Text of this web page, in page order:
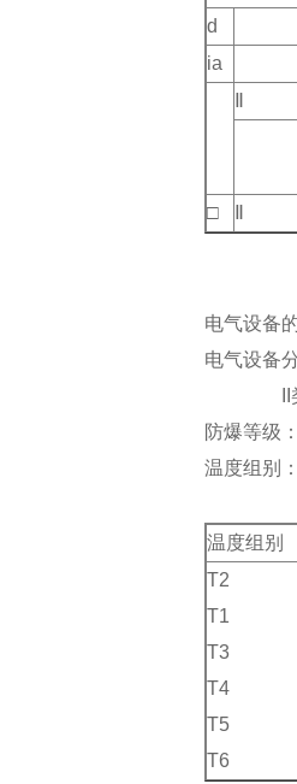
d
ia
□
电气设备
电气设备
II类-工
防爆等级
温度组别
温度组别
T2
T1
T3
T4
T5
T6